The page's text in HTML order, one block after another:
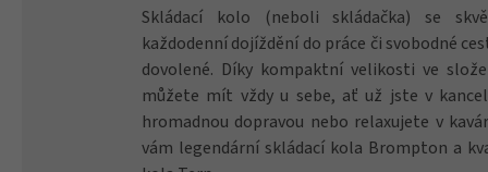
Elektrokola
Dětská kola 24
děti 9 - 12 let
Elektrokola pro děti
Dětské e-biky
Náhradní díly
Dětské
Brýle
Světla
Pedály
Kazety
Komponenty v akci
Oblečení v akci
Pro štěrkaře a silničáře
dárky pro silniční a gravel cyklisty
Dárkové poukazy
když si nevíte rady
Skládací kolo (neboli skládačka) se
každodenní dojíždění do práce či svobodné
dovolené. Díky kompaktní velikosti ve
můžete mít vždy u sebe, ať už jste v
hromadnou dopravou nebo relaxujete v
vám legendární skládací kola Brompton a